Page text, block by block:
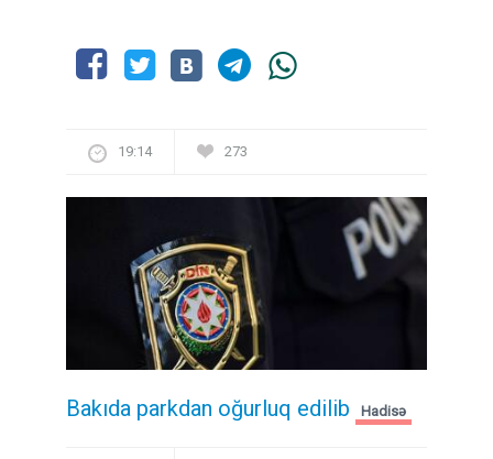
19:14 273
Bakıda parkdan oğurluq edilib Hadisə